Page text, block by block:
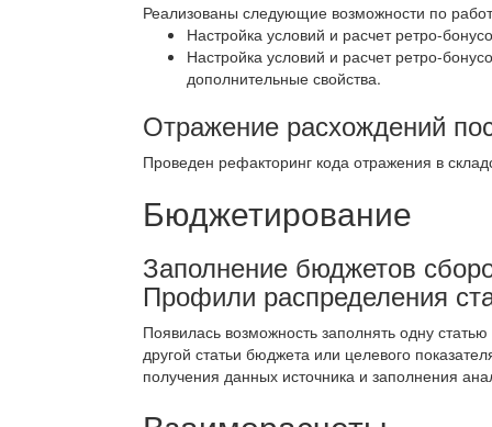
Реализованы следующие возможности по
Настройка условий и расчет ретро-
Настройка условий и расчет ретро-
дополнительные свойства.
Отражение расхождений
Проведен рефакторинг кода отражения в
Бюджетирование
Заполнение бюджетов
Профили распределения
Появилась возможность заполнять одну
другой статьи бюджета или целевого
получения данных источника и заполнения